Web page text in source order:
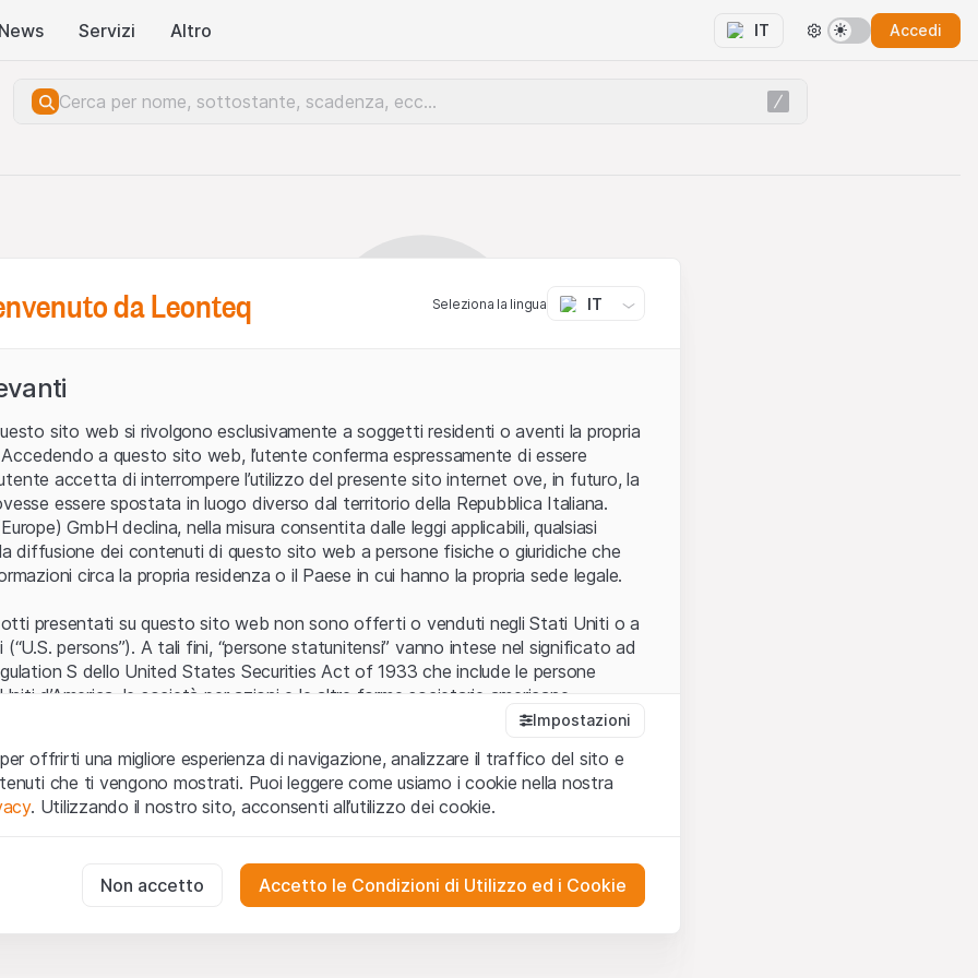
News Servizi Altro IT Accedi
Errore del server.
da Leonteq Seleziona la lingua IT
sito web si rivolgono esclusivamente a soggetti residenti o aventi la propria
a questo sito web, l’utente conferma espressamente di essere
accetta di interrompere l’utilizzo del presente sito internet ove, in futuro, la
essere spostata in luogo diverso dal territorio della Repubblica Italiana.
GmbH declina, nella misura consentita dalle leggi applicabili, qualsiasi
diffusione dei contenuti di questo sito web a persone fisiche o giuridiche che
circa la propria residenza o il Paese in cui hanno la propria sede legale.
presentati su questo sito web non sono offerti o venduti negli Stati Uniti o a
persons”). A tali fini, “persone statunitensi” vanno intese nel significato ad
S dello United States Securities Act of 1933 che include le persone
d’America, le società per azioni e le altre forme societarie americane.
web (di seguito, il “Sito”) si dichiara di aver compreso e di accettare le
avvertenze importanti e le condizioni di utilizzo ivi rese disponibili. Nel caso in
utilizzonon siano accettate, l’utente è tenuto ad interrompere l’utilizzo del
o invito ad acquistare
i dati, i servizi, gli strumenti, i documenti (i “Contenuti del Sito”) contenuti o
web hanno esclusivamente finalità informative e non rappresentano né
Impostazioni
offrirti una migliore esperienza di navigazione, analizzare il traffico del sito e
che ti vengono mostrati. Puoi leggere come usiamo i cookie nella nostra
. Utilizzando il nostro sito, acconsenti all’utilizzo dei cookie.
per il funzionamento del sito web e non possono essere disattivati.
Non accetto Accetto le Condizioni di Utilizzo ed i Cookie